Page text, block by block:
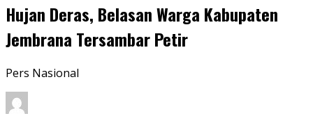
Hujan Deras, Belasan Warga Kabupaten
Jembrana Tersambar Petir
Pers Nasional